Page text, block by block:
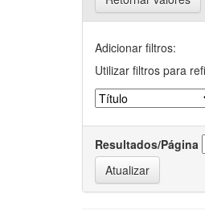
Adicionar filtros:
Utilizar filtros para
Resultados/Página